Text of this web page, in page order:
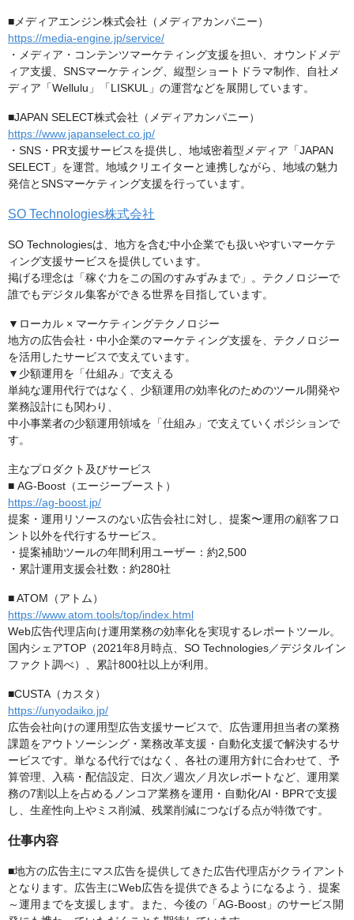
■メディアエンジン株式会社（メディアカンパニー）
https://media-engine.jp/service/
・メディア・コンテンツマーケティング支援を担い、オウンドメデ
ィア支援、SNSマーケティング、縦型ショートドラマ制作、自社メ
ディア「Wellulu」「LISKUL」の運営などを展開しています。
■JAPAN SELECT株式会社（メディアカンパニー）
https://www.japanselect.co.jp/
・SNS・PR支援サービスを提供し、地域密着型メディア「JAPAN
SELECT」を運営。地域クリエイターと連携しながら、地域の魅力
発信とSNSマーケティング支援を行っています。
SO Technologies株式会社
SO Technologiesは、地方を含む中小企業でも扱いやすいマーケテ
ィング支援サービスを提供しています。
掲げる理念は「稼ぐ力をこの国のすみずみまで」。テクノロジーで
誰でもデジタル集客ができる世界を目指しています。
▼ローカル × マーケティングテクノロジー
地方の広告会社・中小企業のマーケティング支援を、テクノロジー
を活用したサービスで支えています。
▼少額運用を「仕組み」で支える
単純な運用代行ではなく、少額運用の効率化のためのツール開発や
業務設計にも関わり、
中小事業者の少額運用領域を「仕組み」で支えていくポジションで
す。
主なプロダクト及びサービス
■ AG-Boost（エージーブースト）
https://ag-boost.jp/
提案・運用リソースのない広告会社に対し、提案〜運用の顧客フロ
ント以外を代行するサービス。
・提案補助ツールの年間利用ユーザー：約2,500
・累計運用支援会社数：約280社
■ ATOM（アトム）
https://www.atom.tools/top/index.html
Web広告代理店向け運用業務の効率化を実現するレポートツール。
国内シェアTOP（2021年8月時点、SO Technologies／デジタルイン
ファクト調べ）、累計800社以上が利用。
■CUSTA（カスタ）
https://unyodaiko.jp/
広告会社向けの運用型広告支援サービスで、広告運用担当者の業務
課題をアウトソーシング・業務改革支援・自動化支援で解決するサ
ービスです。単なる代行ではなく、各社の運用方針に合わせて、予
算管理、入稿・配信設定、日次／週次／月次レポートなど、運用業
務の7割以上を占めるノンコア業務を運用・自動化/AI・BPRで支援
し、生産性向上やミス削減、残業削減につなげる点が特徴です。
仕事内容
■地方の広告主にマス広告を提供してきた広告代理店がクライアント
となります。広告主にWeb広告を提供できるようになるよう、提案
～運用までを支援します。また、今後の「AG-Boost」のサービス開